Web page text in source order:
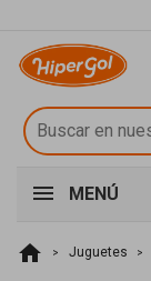
MENÚ
home Juguetes